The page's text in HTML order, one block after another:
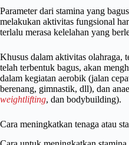
Parameter dari stamina yang
melakukan aktivitas fungsional
terlalu merasa kelelahan yang
Khusus dalam aktivitas olahraga,
telah terbentuk bagus, akan
dalam kegiatan aerobik (jalan
berenang, gimnastik, dll), dan
weightlifting, dan bodybuilding).
Cara meningkatkan tenaga atau